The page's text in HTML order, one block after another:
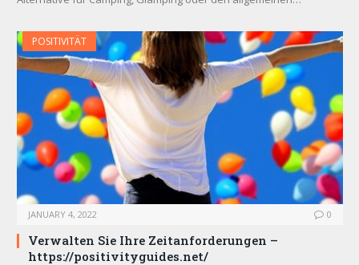
POSITIVITÄT
JANUARY 4, 2022 0
Verwalten Sie Ihre Zeitanforderungen –
https://positivityguides.net/